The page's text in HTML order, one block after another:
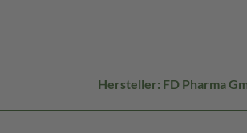
Hersteller: FD Pharma